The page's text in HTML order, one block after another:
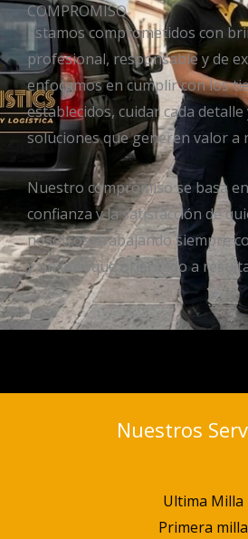
COMPROMISO
Estamos comprometidos con
profesional, responsable y de
enfocamos en cumplir con los
establecidos, cuidar cada
soluciones que generen valor a
Nuestro compromiso se basa
confianza y la satisfacción de
nosotros, trabajando siempre
y un enfoque orientado a
Nuestros
Ultima Milla
Primera milla